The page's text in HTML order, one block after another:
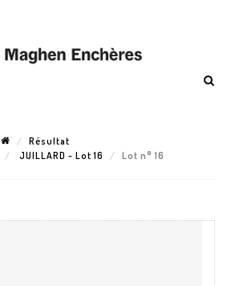
Résultat
JUILLARD - Lot 16
Lot n° 16